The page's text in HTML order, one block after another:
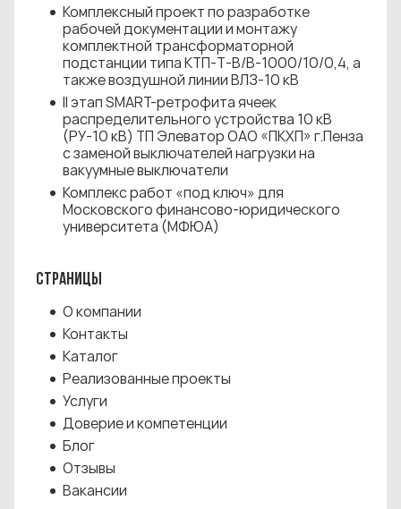
Комплексный проект по разработке
рабочей документации и монтажу
комплектной трансформаторной
подстанции типа КТП-Т-В/В-1000/10/0,4, а
также воздушной линии ВЛЗ-10 кВ
II этап SMART-ретрофита ячеек
распределительного устройства 10 кВ
(РУ‑10 кВ) ТП Элеватор ОАО «ПКХП» г.Пенза
с заменой выключателей нагрузки на
вакуумные выключатели
Комплекс работ «под ключ» для
Московского финансово-юридического
университета (МФЮА)
СТРАНИЦЫ
О компании
Контакты
Каталог
Реализованные проекты
Услуги
Доверие и компетенции
Блог
Отзывы
Вакансии